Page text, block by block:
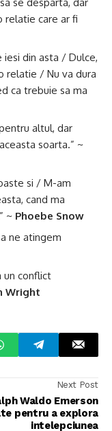
relatie care ar fi
iesi din asta / Dulce,
relatie / Nu va dura
ca trebuie sa ma
altul, dar
soarta.” ~
si / M-am
cand ma
~ Phoebe Snow
ne atingem
un conflict
Wright
Next Post
Waldo Emerson
pentru a explora
intelepciunea